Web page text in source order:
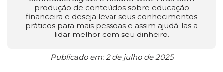
produção de conteúdos sobre educação
financeira e deseja levar seus conhecimentos
práticos para mais pessoas e assim ajudá-las a
lidar melhor com seu dinheiro.
Publicado em: 2 de julho de 2025